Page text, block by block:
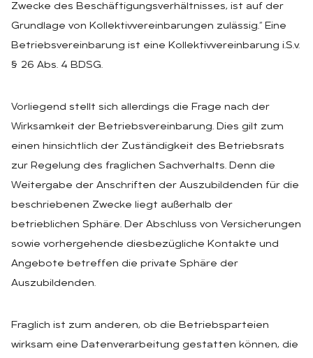
Zwecke des Beschäftigungsverhältnisses, ist auf der
Grundlage von Kollektivvereinbarungen zulässig.“ Eine
Betriebsvereinbarung ist eine Kollektivvereinbarung i.S.v.
§ 26 Abs. 4 BDSG.
Vorliegend stellt sich allerdings die Frage nach der
Wirksamkeit der Betriebsvereinbarung. Dies gilt zum
einen hinsichtlich der Zuständigkeit des Betriebsrats
zur Regelung des fraglichen Sachverhalts. Denn die
Weitergabe der Anschriften der Auszubildenden für die
beschriebenen Zwecke liegt außerhalb der
betrieblichen Sphäre. Der Abschluss von Versicherungen
sowie vorhergehende diesbezügliche Kontakte und
Angebote betreffen die private Sphäre der
Auszubildenden.
Fraglich ist zum anderen, ob die Betriebsparteien
wirksam eine Datenverarbeitung gestatten können, die